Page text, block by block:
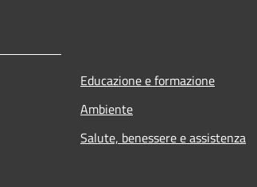
Educazione e formazione
Ambiente
Salute, benessere e assistenza